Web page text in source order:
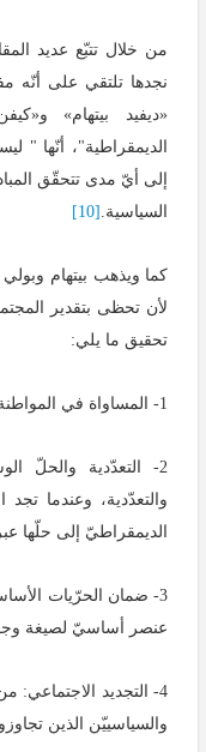
من خلال تتبّع عديد
نجدها تلتقي على أنّه
«ديفيد بيتهام»
الديمقراطية"، أنّها
إلى أيّ مدى تتحقّق
السياسية. [10]
كما ويذهب بيتهام
لأن تحظى بتقدير
تحقيق ما يلي:
1- المساواة في المواطنة: من حيث معاملة جميع الناس بالتساوي.
2- التعدّدية والحلّ
والتعدّدية، وعندما تجد
الديمقراطيّ إلى حلّها
3- ضمان الحرّيات
عنصر أساسيّ لصيغة
4- التجديد
والسياسييّن الذين